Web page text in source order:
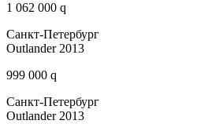
1 062 000 q
Санкт-Петербург
Outlander 2013
999 000 q
Санкт-Петербург
Outlander 2013